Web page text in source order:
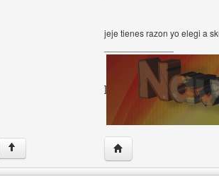
jeje tienes razon yo elegi a
]
↑ Visitar sitio web del